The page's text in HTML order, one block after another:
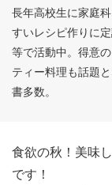
長年高校生に家庭
すいレシピ作りに
等で活動中。得意
ティー料理も話題
書多数。
食欲の秋！美味
です！